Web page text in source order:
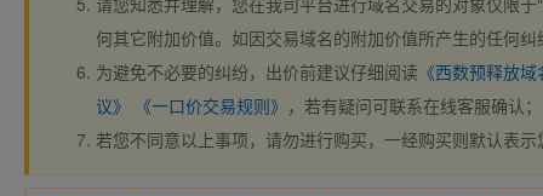
何其它附加价值。如因交易域名的附加价值所产生的任何
为避免不必要的纠纷，出价前建议仔细阅读 《西数预释放
议》
《一口价交易规则》 ，若有疑问可联系在线客服确认；
若您不同意以上事项，请勿进行购买，一经购买则默认表